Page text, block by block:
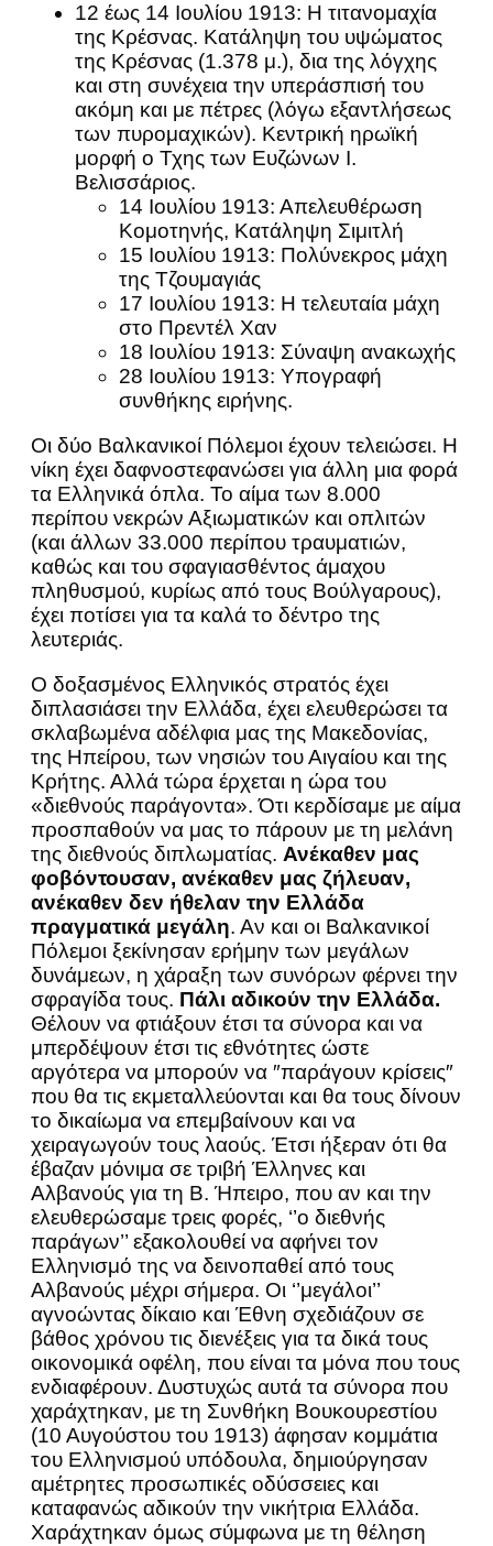
12 έως 14 Ιουλίου 1913: Η τιτανομαχία
της Κρέσνας. Κατάληψη του υψώματος
της Κρέσνας (1.378 μ.), δια της λόγχης
και στη συνέχεια την υπεράσπισή του
ακόμη και με πέτρες (λόγω εξαντλήσεως
των πυρομαχικών). Κεντρική ηρωϊκή
μορφή ο Τχης των Ευζώνων Ι.
Βελισσάριος.
14 Ιουλίου 1913: Απελευθέρωση
Κομοτηνής, Κατάληψη Σιμιτλή
15 Ιουλίου 1913: Πολύνεκρος μάχη
της Τζουμαγιάς
17 Ιουλίου 1913: Η τελευταία μάχη
στο Πρεντέλ Χαν
18 Ιουλίου 1913: Σύναψη ανακωχής
28 Ιουλίου 1913: Υπογραφή
συνθήκης ειρήνης.
Οι δύο Βαλκανικοί Πόλεμοι έχουν τελειώσει. Η
νίκη έχει δαφνοστεφανώσει για άλλη μια φορά
τα Ελληνικά όπλα. Το αίμα των 8.000
περίπου νεκρών Αξιωματικών και οπλιτών
(και άλλων 33.000 περίπου τραυματιών,
καθώς και του σφαγιασθέντος άμαχου
πληθυσμού, κυρίως από τους Βούλγαρους),
έχει ποτίσει για τα καλά το δέντρο της
λευτεριάς.
Ο δοξασμένος Ελληνικός στρατός έχει
διπλασιάσει την Ελλάδα, έχει ελευθερώσει τα
σκλαβωμένα αδέλφια μας της Μακεδονίας,
της Ηπείρου, των νησιών του Αιγαίου και της
Κρήτης. Αλλά τώρα έρχεται η ώρα του
«διεθνούς παράγοντα». Ότι κερδίσαμε με αίμα
προσπαθούν να μας το πάρουν με τη μελάνη
της διεθνούς διπλωματίας. Ανέκαθεν μας
φοβόντουσαν, ανέκαθεν μας ζήλευαν,
ανέκαθεν δεν ήθελαν την Ελλάδα
πραγματικά μεγάλη. Αν και οι Βαλκανικοί
Πόλεμοι ξεκίνησαν ερήμην των μεγάλων
δυνάμεων, η χάραξη των συνόρων φέρνει την
σφραγίδα τους. Πάλι αδικούν την Ελλάδα.
Θέλουν να φτιάξουν έτσι τα σύνορα και να
μπερδέψουν έτσι τις εθνότητες ώστε
αργότερα να μπορούν να ″παράγουν κρίσεις″
που θα τις εκμεταλλεύονται και θα τους δίνουν
το δικαίωμα να επεμβαίνουν και να
χειραγωγούν τους λαούς. Έτσι ήξεραν ότι θα
έβαζαν μόνιμα σε τριβή Έλληνες και
Αλβανούς για τη Β. Ήπειρο, που αν και την
ελευθερώσαμε τρεις φορές, ‘’ο διεθνής
παράγων’’ εξακολουθεί να αφήνει τον
Ελληνισμό της να δεινοπαθεί από τους
Αλβανούς μέχρι σήμερα. Οι ‘’μεγάλοι’’
αγνοώντας δίκαιο και Έθνη σχεδιάζουν σε
βάθος χρόνου τις διενέξεις για τα δικά τους
οικονομικά οφέλη, που είναι τα μόνα που τους
ενδιαφέρουν. Δυστυχώς αυτά τα σύνορα που
χαράχτηκαν, με τη Συνθήκη Βουκουρεστίου
(10 Αυγούστου του 1913) άφησαν κομμάτια
του Ελληνισμού υπόδουλα, δημιούργησαν
αμέτρητες προσωπικές οδύσσειες και
καταφανώς αδικούν την νικήτρια Ελλάδα.
Χαράχτηκαν όμως σύμφωνα με τη θέληση